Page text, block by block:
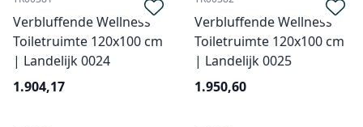
Verbluffende Wellness
Toiletruimte 120x100 cm
| Landelijk 0024
1.904,17
Verbluffende Wellness
Toiletruimte 120x100 cm
| Landelijk 0025
1.950,60